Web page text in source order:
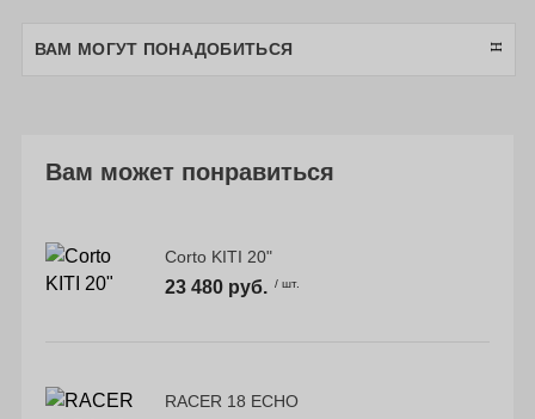
ВАМ МОГУТ ПОНАДОБИТЬСЯ
Вам может понравиться
Corto KITI 20"
23 480 руб. / шт.
RACER 18 ECHO